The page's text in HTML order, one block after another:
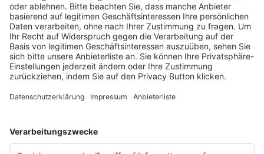
Ein Fachbereich der
dfv Mediengruppe
Mainzer Landstr. 251
60326 Frankfurt am Main
E-Mail:info@ruw.de
Web:https://www.ruw.de
AGB